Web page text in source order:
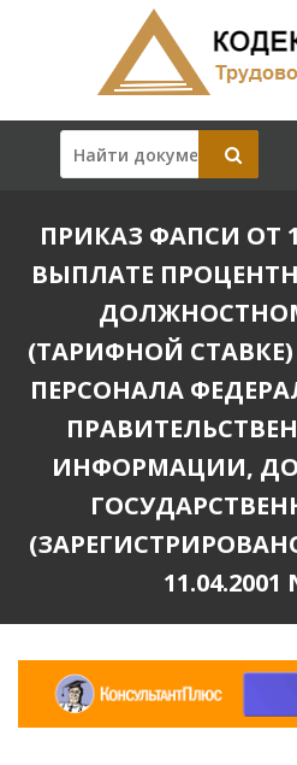
ПРИКАЗ ФАПСИ ОТ
ВЫПЛАТЕ
(ТАРИФНОЙ
ПЕРСОНАЛА
ИНФОРМАЦИИ,
11.04.2001